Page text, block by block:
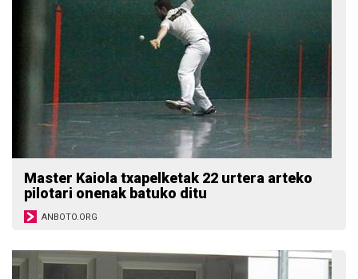
Master Kaiola txapelketak 22 urtera arteko
pilotari onenak batuko ditu
ANBOTO.ORG